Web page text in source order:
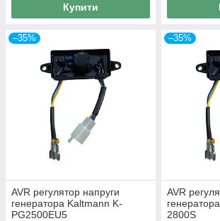
Купити
–35%
AVR регулятор напруги
генератора Kaltmann K-
PG2500EU5
–35%
AVR
2800S